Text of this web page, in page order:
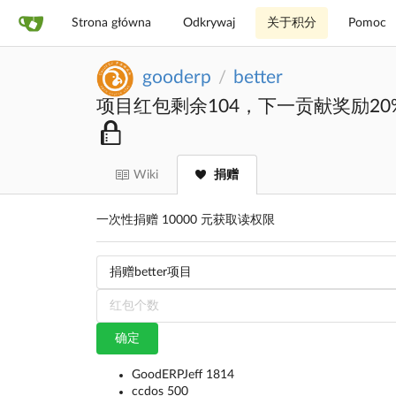
Strona główna Odkrywaj 关于积分 Pomoc
gooderp / better
项目红包剩余104，下一贡献奖励
Wiki 捐赠
一次性捐赠 10000 元获取读权限
确定
GoodERPJeff 1814
ccdos 500